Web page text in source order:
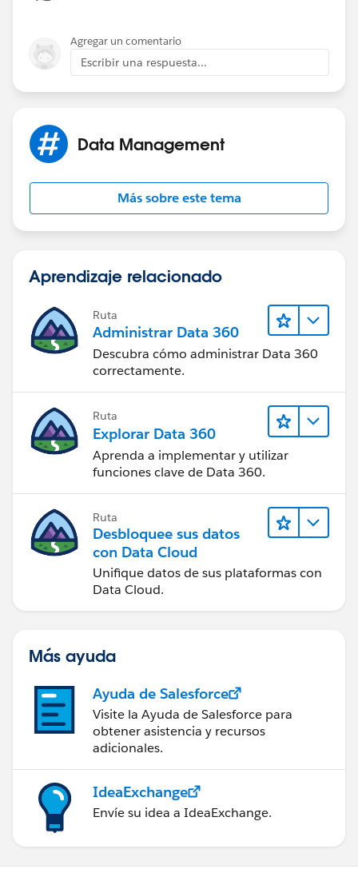
Agregar un comentario
Escribir una respuesta...
Data Management
Más sobre este tema
Aprendizaje relacionado
Ruta
Administrar Data 360
Descubra cómo administrar Data 360
correctamente.
Ruta
Explorar Data 360
Aprenda a implementar y utilizar
funciones clave de Data 360.
Ruta
Desbloquee sus datos
con Data Cloud
Unifique datos de sus plataformas con
Data Cloud.
Más ayuda
Ayuda de Salesforce
Visite la Ayuda de Salesforce para
obtener asistencia y recursos
adicionales.
IdeaExchange
Envíe su idea a IdeaExchange.